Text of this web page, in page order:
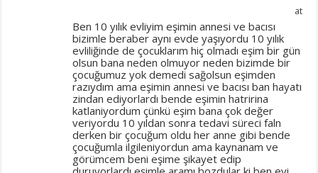
at
Ben 10 yılık evliyim eşimin annesi ve bacısı
bizimle beraber aynı evde yaşıyordu 10 yılık
evliliğinde de çocuklarım hiç olmadı eşim bir gün
olsun bana neden olmuyor neden bizimde bir
çocuğumuz yok demedi sağolsun eşimden
razıydım ama eşimin annesi ve bacısı ban hayatı
zindan ediyorlardı bende eşimin hatririna
katlaniyordum çünkü eşim bana çok değer
veriyordu 10 yıldan sonra tedavi süreci faln
derken bir çocuğum oldu her anne gibi bende
çocuğumla ilgileniyordun ama kaynanam ve
görümcem beni eşime şikayet edip